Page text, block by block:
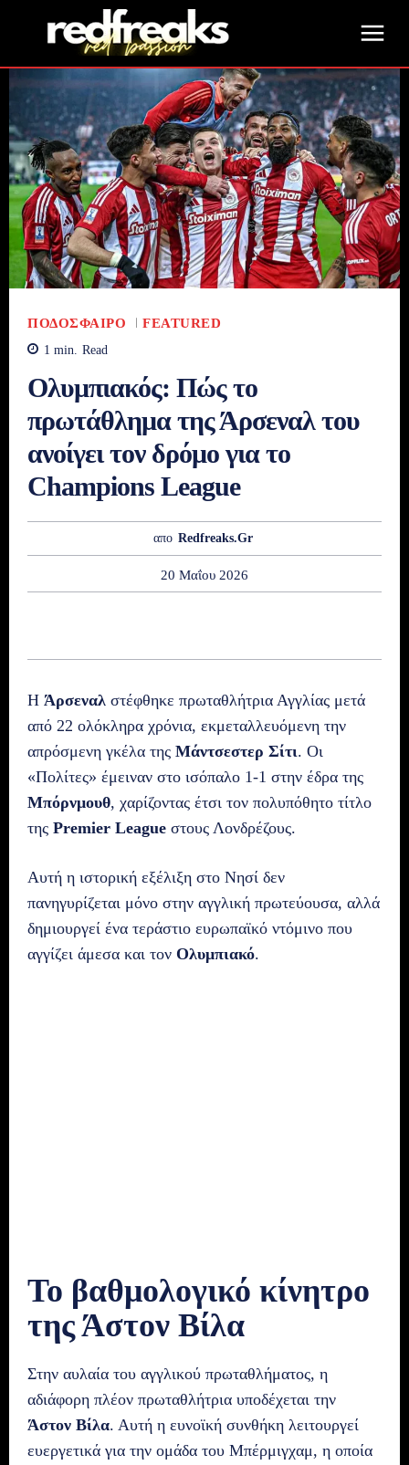
ΠΟΔΌΣΦΑΙΡΟ FEATURED
1 min. Read
Ολυμπιακός: Πώς το
πρωτάθλημα της Άρσεναλ του
ανοίγει τον δρόμο για το
Champions League
απο Redfreaks.gr
20 Μαΐου 2026
Η Άρσεναλ στέφθηκε πρωταθλήτρια Αγγλίας μετά
από 22 ολόκληρα χρόνια, εκμεταλλευόμενη την
απρόσμενη γκέλα της Μάντσεστερ Σίτι. Οι
«Πολίτες» έμειναν στο ισόπαλο 1-1 στην έδρα της
Μπόρνμουθ, χαρίζοντας έτσι τον πολυπόθητο τίτλο
της Premier League στους Λονδρέζους.
Αυτή η ιστορική εξέλιξη στο Νησί δεν
πανηγυρίζεται μόνο στην αγγλική πρωτεύουσα, αλλά
δημιουργεί ένα τεράστιο ευρωπαϊκό ντόμινο που
αγγίζει άμεσα και τον Ολυμπιακό.
Το βαθμολογικό κίνητρο
της Άστον Βίλα
Στην αυλαία του αγγλικού πρωταθλήματος, η
αδιάφορη πλέον πρωταθλήτρια υποδέχεται την
Άστον Βίλα. Αυτή η ευνοϊκή συνθήκη λειτουργεί
ευεργετικά για την ομάδα του Μπέρμιγχαμ, η οποία